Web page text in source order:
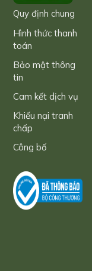
Quy định chung
Hình thức thanh
toán
Bảo mật thông
tin
Cam kết dịch vụ
Khiếu nại tranh
chấp
Công bố